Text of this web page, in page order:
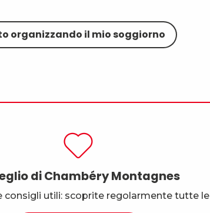
organizzando il mio soggiorno
di Chambéry Montagnes
consigli utili: scoprite regolarmente tutte